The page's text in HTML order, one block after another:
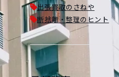
出張買取のさねや
断捨離・整理のヒント